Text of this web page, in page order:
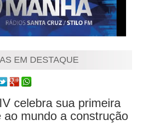
EM DESTAQUE
celebra sua primeira
ao mundo a construção